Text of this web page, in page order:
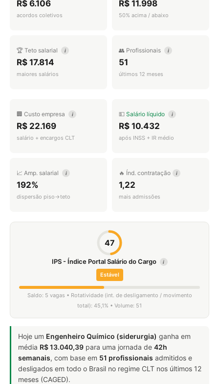
R$ 6.106
acordos coletivos
R$ 11.998
50% acima / abaixo
🏆 Teto salarial i
R$ 17.814
maiores salários
👥 Profissionais i
51
últimos 12 meses
🏢 Custo empresa i
R$ 22.169
salário + encargos CLT
💵 Salário líquido i
R$ 10.432
após INSS + IR médio
📈 Amp. salarial i
192%
dispersão piso→teto
🔥 Índ. contratação i
1,22
mais admissões
47
IPS - Índice Portal Salário do Cargo i
Estável
Saldo: 5 vagas • Rotatividade (int. de desligamento / movimento
total): 45,1% • Volume: 51
Hoje um Engenheiro Químico (siderurgia) ganha em
média R$ 13.040,39 para uma jornada de 42h
semanais, com base em 51 profissionais admitidos e
desligados em todo o Brasil no regime CLT nos últimos 12
meses (CAGED).